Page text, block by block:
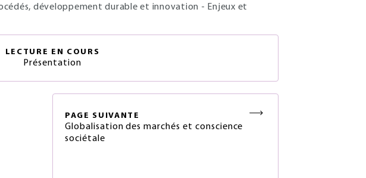
développement durable et innovation - Enjeux et
LECTURE EN COURS
Présentation
PAGE SUIVANTE
Globalisation des marchés et conscience
sociétale